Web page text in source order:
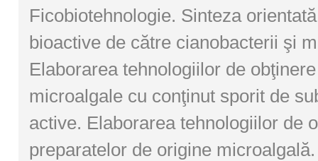
Ficobiotehnologie. Sinteza
bioactive de către cianobacterii şi
Elaborarea tehnologiilor de
microalgale cu conţinut sporit de
active. Elaborarea tehnologiilor de
preparatelor de origine